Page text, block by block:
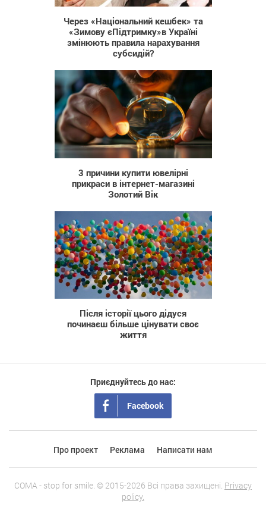
Через «Національний кешбек» та
«Зимову єПідтримку»в Україні
змінюють правила нарахування
субсидій?
32
3 причини купити ювелірні
прикраси в інтернет-магазині
Золотий Вік
3 537
Після історії цього дідуся
починаєш більше цінувати своє
життя
Приєднуйтесь до нас:
Facebook
Про проект Реклама Написати нам
COMA - stop for smile. © 2015-2026 Всі права захищені. Privacy
policy.